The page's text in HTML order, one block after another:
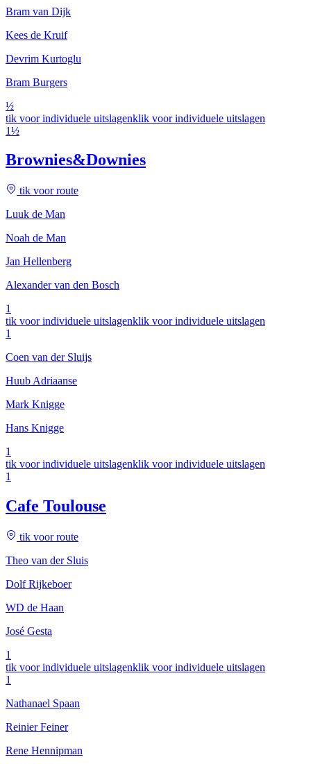
Bram van Dijk
Kees de Kruif
Devrim Kurtoglu
Bram Burgers
½
tik voor individuele uitslagenklik voor individuele uitslagen
1½
Brownies&Downies
tik voor route
Luuk de Man
Noah de Man
Jan Hellenberg
Alexander van den Bosch
1
tik voor individuele uitslagenklik voor individuele uitslagen
1
Coen van der Sluijs
Huub Adriaanse
Mark Knigge
Hans Knigge
1
tik voor individuele uitslagenklik voor individuele uitslagen
1
Cafe Toulouse
tik voor route
Theo van der Sluis
Dolf Rijkeboer
WD de Haan
José Gesta
1
tik voor individuele uitslagenklik voor individuele uitslagen
1
Nathanael Spaan
Reinier Feiner
Rene Hennipman